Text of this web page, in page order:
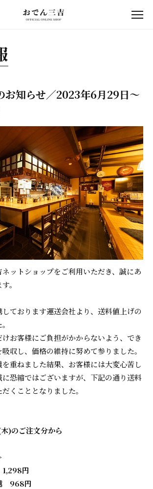
お知らせ／2023年6月29日〜
ットショップをご利用いただき、誠にあ
。
しております運送会社より、送料値上げの
お客様にご負担がかからないよう、でき
収し、価格の維持に努めて参りました。
を重ねました結果、お客様には大変心苦し
恐縮ではございますが、下記の通り送料
くこととなりました。
)のご注文分から
円
968円